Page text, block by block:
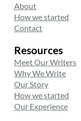
About
How we started
Contact
Resources
Meet Our Writers
Why We Write
Our Story
How we started
Our Experience